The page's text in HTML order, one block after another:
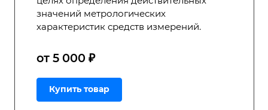
значений метрологических
характеристик средств измерений.
от 5 000 ₽
Купить товар